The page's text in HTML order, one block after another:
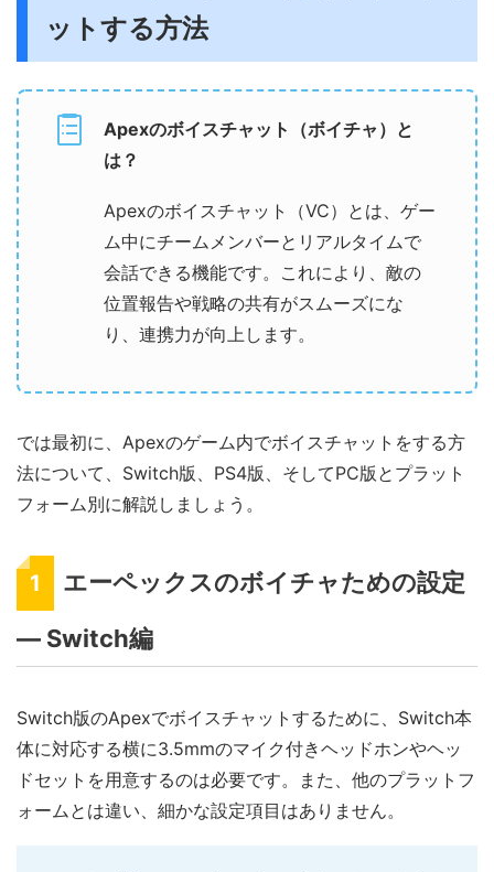
ットする方法
Apexのボイスチャット（ボイチャ）と
は？
Apexのボイスチャット（VC）とは、ゲー
ム中にチームメンバーとリアルタイムで
会話できる機能です。これにより、敵の
位置報告や戦略の共有がスムーズにな
り、連携力が向上します。
では最初に、Apexのゲーム内でボイスチャットをする方
法について、Switch版、PS4版、そしてPC版とプラット
フォーム別に解説しましょう。
1
エーペックスのボイチャための設定
― Switch編
Switch版のApexでボイスチャットするために、Switch本
体に対応する横に3.5mmのマイク付きヘッドホンやヘッ
ドセットを用意するのは必要です。また、他のプラットフ
ォームとは違い、細かな設定項目はありません。